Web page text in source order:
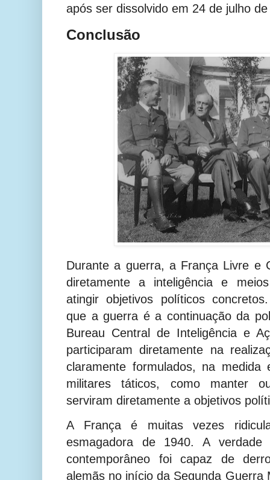
após ser dissolvido em 24 de julho
Conclusão
Durante a guerra, a França Livre e
diretamente a inteligência e
atingir objetivos políticos
que a guerra é a continuação da
Bureau Central de Inteligência e
participaram diretamente na
claramente formulados, na medida
militares táticos, como manter
serviram diretamente a objetivos
A França é muitas vezes
esmagadora de 1940. A
contemporâneo foi capaz de
alemãs no início da Segunda Guerra